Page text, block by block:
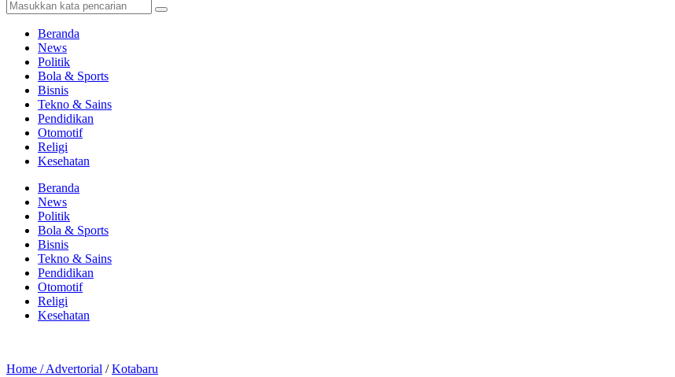
Beranda
News
Politik
Bola & Sports
Bisnis
Tekno & Sains
Pendidikan
Otomotif
Religi
Kesehatan
Beranda
News
Politik
Bola & Sports
Bisnis
Tekno & Sains
Pendidikan
Otomotif
Religi
Kesehatan
Home /Advertorial /Kotabaru